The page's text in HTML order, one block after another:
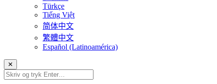
Türkçe
Tiếng Việt
简体中文
繁體中文
Español (Latinoamérica)
✕